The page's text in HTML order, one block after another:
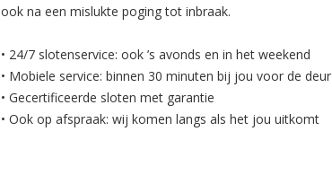
ook na een mislukte poging tot inbraak.
• 24/7 slotenservice: ook ’s avonds en in het weekend
• Mobiele service: binnen 30 minuten bij jou voor de deur
• Gecertificeerde sloten met garantie
• Ook op afspraak: wij komen langs als het jou uitkomt